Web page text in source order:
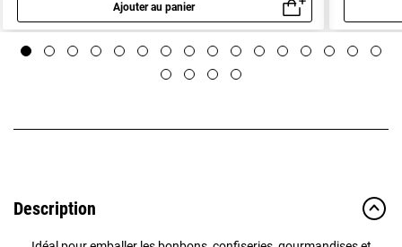
Ajouter au panier
Aperçu rapide
Description